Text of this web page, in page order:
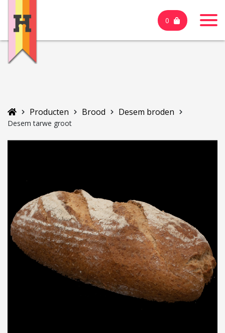
0
Producten Brood Desem broden
Desem tarwe groot